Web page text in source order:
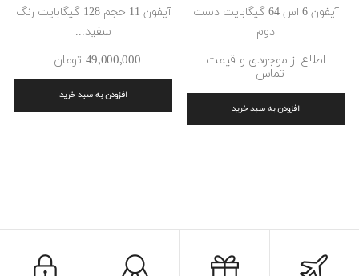
آیفون 6 اس 64 گیگابایت دست
دوم
اطلاع از موجودی و قیمت
تماس
افزودن به سبد خرید
آیفون 11 حجم 128 گیگابایت رنگ
سفید...
49٬000٬000 ‎تومان
افزودن به سبد خرید